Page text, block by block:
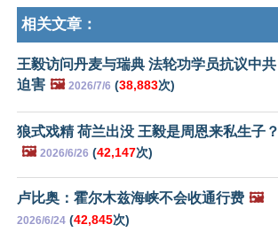
相关文章：
王毅访问丹麦与瑞典 法轮功学员抗议中共
迫害 🖼️ 2026/7/6 (38,883次)
狼式戏精 荷兰出没 王毅是周恩来私生子？
🖼️ 2026/6/26 (42,147次)
卢比奥：霍尔木兹海峡不会收通行费 🖼️
2026/6/24 (42,845次)